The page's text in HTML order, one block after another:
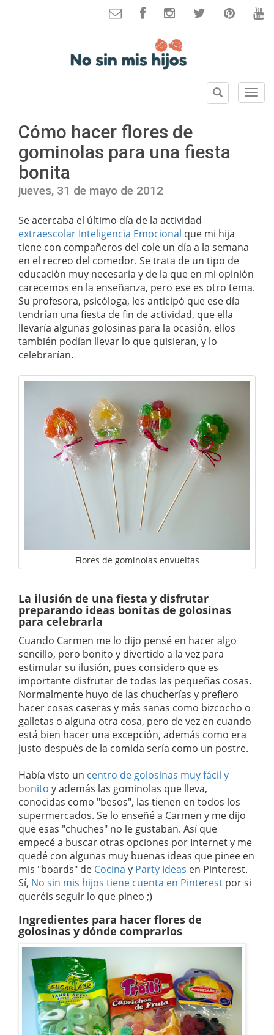
S
e
B
u
a
r
Cómo hacer flores de
gominolas para una fiesta
bonita
jueves, 31 de mayo de 2012
Se acercaba el último día de la actividad
extraescolar Inteligencia Emocional que mi hija
tiene con compañeros del cole un día a la semana
en el recreo del comedor. Se trata de un tipo de
educación muy necesaria y de la que en mi opinión
carecemos en la enseñanza, pero ese es otro tema.
Su profesora, psicóloga, les anticipó que ese día
tendrían una fiesta de fin de actividad, que ella
llevaría algunas golosinas para la ocasión, ellos
también podían llevar lo que quisieran, y lo
celebrarían.
Flores de gominolas envueltas
La ilusión de una fiesta y disfrutar
preparando ideas bonitas de golosinas
para celebrarla
Cuando Carmen me lo dijo pensé en hacer algo
sencillo, pero bonito y divertido a la vez para
estimular su ilusión, pues considero que es
importante disfrutar de todas las pequeñas cosas.
Normalmente huyo de las chucherías y prefiero
hacer cosas caseras y más sanas como bizcocho o
galletas o alguna otra cosa, pero de vez en cuando
está bien hacer una excepción, además como era
justo después de la comida sería como un postre.
Había visto un centro de golosinas muy fácil y
bonito y además las gominolas que lleva,
conocidas como "besos", las tienen en todos los
supermercados. Se lo enseñé a Carmen y me dijo
que esas "chuches" no le gustaban. Así que
empecé a buscar otras opciones por Internet y me
quedé con algunas muy buenas ideas que pinee en
mis "boards" de Cocina y Party Ideas en Pinterest.
Sí, No sin mis hijos tiene cuenta en Pinterest por si
queréis seguir lo que pineo ;)
Ingredientes para hacer flores de
golosinas y dónde comprarlos